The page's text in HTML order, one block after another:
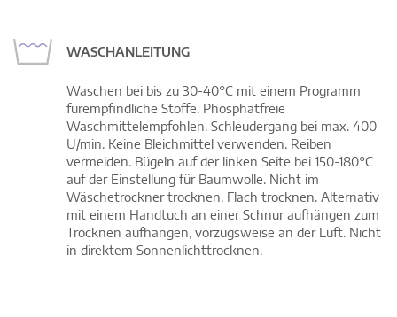
WASCHANLEITUNG
Waschen bei bis zu 30-40°C mit einem Programm
fürempfindliche Stoffe. Phosphatfreie
Waschmittelempfohlen. Schleudergang bei max. 400
U/min. Keine Bleichmittel verwenden. Reiben
vermeiden. Bügeln auf der linken Seite bei 150-180°C
auf der Einstellung für Baumwolle. Nicht im
Wäschetrockner trocknen. Flach trocknen. Alternativ
mit einem Handtuch an einer Schnur aufhängen zum
Trocknen aufhängen, vorzugsweise an der Luft. Nicht
in direktem Sonnenlichttrocknen.